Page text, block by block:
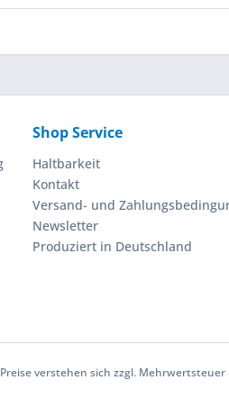
Shop Service
Haltbarkeit
Kontakt
Versand- und
Newsletter
Produziert in Deutschland
verstehen sich zzgl. Mehrwertsteuer